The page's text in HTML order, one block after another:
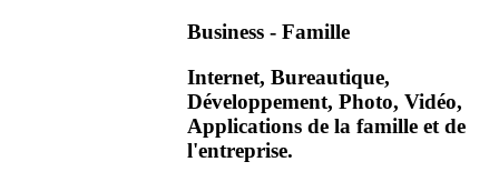
Business - Famille
Internet, Bureautique,
Développement, Photo, Vidéo,
Applications de la famille et de
l'entreprise.